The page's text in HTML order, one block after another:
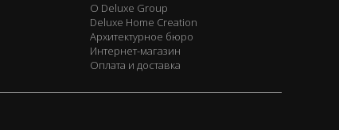
О Deluxe Group
Deluxe Home Creation
Архитектурное бюро
Интернет-магазин
Оплата и доставка